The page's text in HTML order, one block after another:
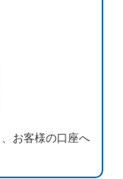
お客様の口座へ